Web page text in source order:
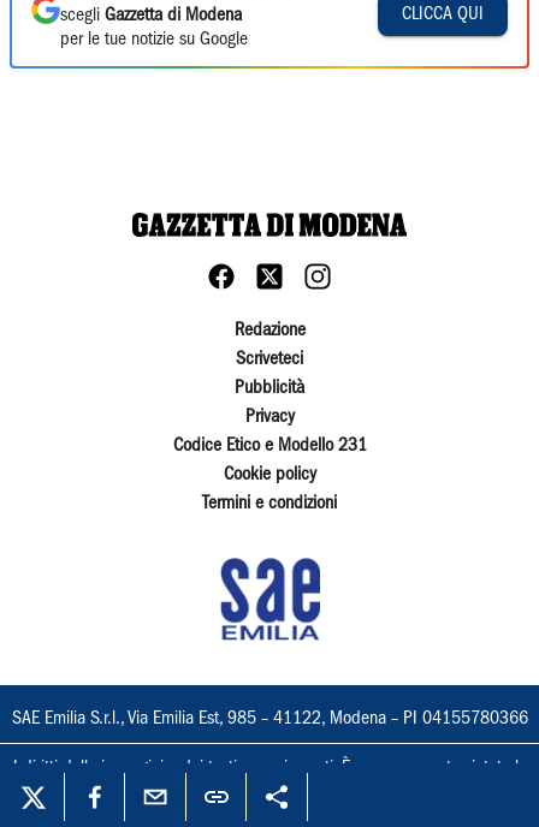
scegli Gazzetta di Modena
per le tue notizie su Google
CLICCA QUI
Redazione
Scriveteci
Pubblicità
Privacy
Codice Etico e Modello 231
Cookie policy
Termini e condizioni
SAE Emilia S.r.l., Via Emilia Est, 985 – 41122, Modena – PI 04155780366
I diritti delle immagini e dei testi sono riservati. È espressamente vietata la
loro riproduzione con qualsiasi mezzo e l'adattamento totale o parziale.